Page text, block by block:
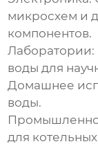
микросхем и
компонентов.
Лаборатории:
воды для
Домашнее
воды.
для